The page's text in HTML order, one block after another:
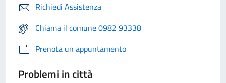
Richiedi Assistenza
Chiama il comune 0982 93338
Prenota un appuntamento
Problemi in città